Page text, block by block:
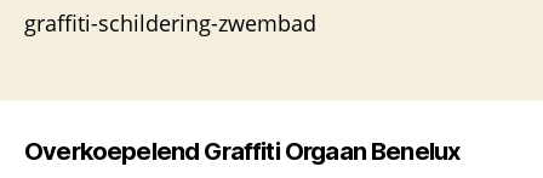
graffiti-schildering-zwembad
Overkoepelend Graffiti Orgaan Benelux